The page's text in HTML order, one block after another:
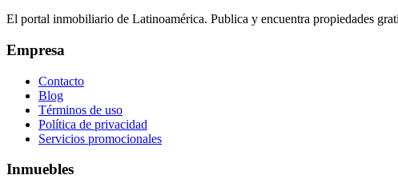
El portal inmobiliario de Latinoamérica. Publica y encuentra propiedades
Empresa
Contacto
Blog
Términos de uso
Política de privacidad
Servicios promocionales
Inmuebles